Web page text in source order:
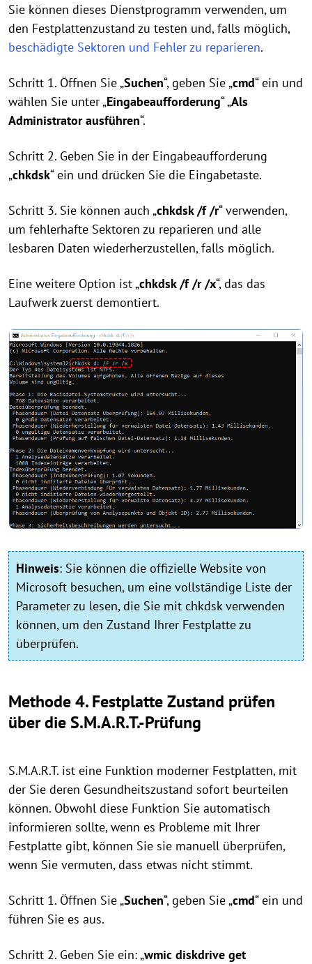
Sie können dieses Dienstprogramm verwenden, um
den Festplattenzustand zu testen und, falls möglich,
beschädigte Sektoren und Fehler zu reparieren.
Schritt 1. Öffnen Sie „Suchen“, geben Sie „cmd“ ein und
wählen Sie unter „Eingabeaufforderung“ „Als
Administrator ausführen“.
Schritt 2. Geben Sie in der Eingabeaufforderung
„chkdsk“ ein und drücken Sie die Eingabetaste.
Schritt 3. Sie können auch „chkdsk /f /r“ verwenden,
um fehlerhafte Sektoren zu reparieren und alle
lesbaren Daten wiederherzustellen, falls möglich.
Eine weitere Option ist „chkdsk /f /r /x“, das das
Laufwerk zuerst demontiert.
Hinweis: Sie können die offizielle Website von
Microsoft besuchen, um eine vollständige Liste der
Parameter zu lesen, die Sie mit chkdsk verwenden
können, um den Zustand Ihrer Festplatte zu
überprüfen.
Methode 4. Festplatte Zustand prüfen
über die S.M.A.R.T.-Prüfung
S.M.A.R.T. ist eine Funktion moderner Festplatten, mit
der Sie deren Gesundheitszustand sofort beurteilen
können. Obwohl diese Funktion Sie automatisch
informieren sollte, wenn es Probleme mit Ihrer
Festplatte gibt, können Sie sie manuell überprüfen,
wenn Sie vermuten, dass etwas nicht stimmt.
Schritt 1. Öffnen Sie „Suchen“, geben Sie „cmd“ ein und
führen Sie es aus.
Schritt 2. Geben Sie ein: „wmic diskdrive get